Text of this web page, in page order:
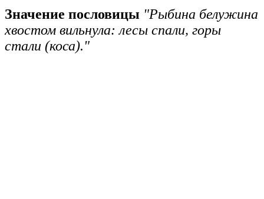
Значение пословицы "Рыбина белужина
хвостом вильнула: лесы спали, горы
стали (коса)."